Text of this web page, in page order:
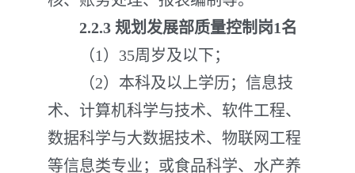
2.2.3 规划发展部质量控制岗1名
（1）35周岁及以下；
（2）本科及以上学历；信息技
术、计算机科学与技术、软件工程、
数据科学与大数据技术、物联网工程
等信息类专业；或食品科学、水产养